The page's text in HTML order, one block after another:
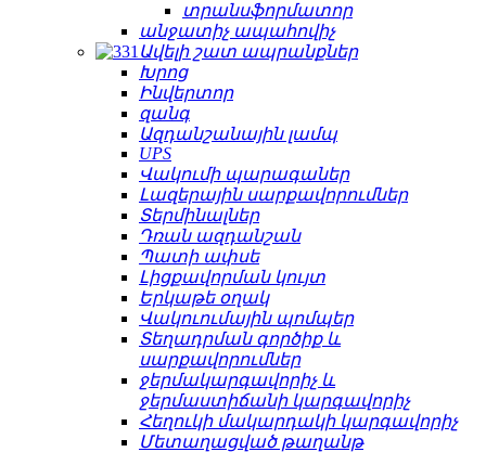
տրանսֆորմատոր
անջատիչ ապահովիչ
Ավելի շատ ապրանքներ
Խրոց
Ինվերտոր
զանգ
Ազդանշանային լամպ
UPS
Վակումի պարագաներ
Լազերային սարքավորումներ
Տերմինալներ
Դռան ազդանշան
Պատի ափսե
Լիցքավորման կույտ
Երկաթե օղակ
Վակուումային պոմպեր
Տեղադրման գործիք և
սարքավորումներ
ջերմակարգավորիչ և
ջերմաստիճանի կարգավորիչ
Հեղուկի մակարդակի կարգավորիչ
Մետաղացված թաղանթ